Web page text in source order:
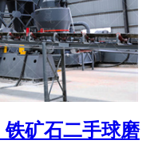
矿石二手球磨